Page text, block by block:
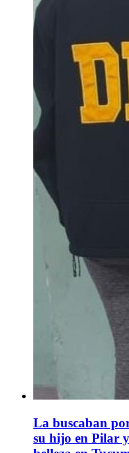
La buscaban
su hijo en Pilar